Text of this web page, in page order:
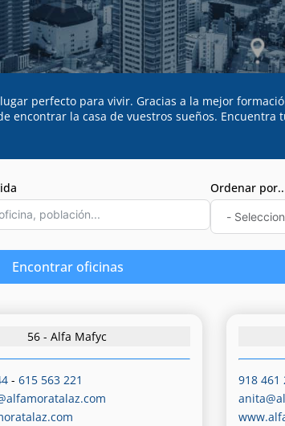
perfecto para vivir. Gracias a la mejor
encontrar la casa de vuestros sueños. Encuentra
Ordenar
Encontrar oficinas
56 - Alfa Mafyc
-615 563 221
918 461